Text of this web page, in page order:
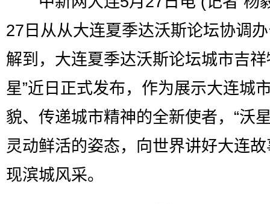
27日从从大连夏季达沃斯论坛协调
解到，大连夏季达沃斯论坛城市吉祥
星”近日正式发布，作为展示大连城
貌、传递城市精神的全新使者，“沃
灵动鲜活的姿态，向世界讲好大连
现滨城风采。